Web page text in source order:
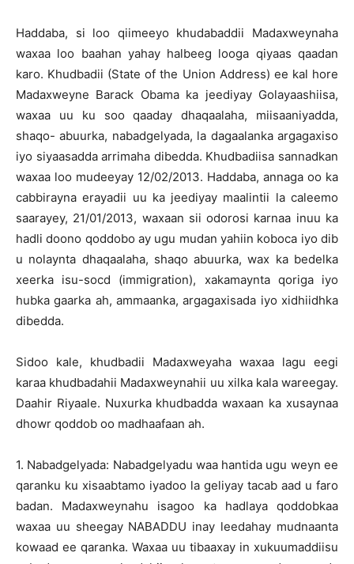
Haddaba, si loo qiimeeyo khudabaddii Madaxweynaha
waxaa loo baahan yahay halbeeg looga qiyaas qaadan
karo. Khudbadii (State of the Union Address) ee kal hore
Madaxweyne Barack Obama ka jeediyay Golayaashiisa,
waxaa uu ku soo qaaday dhaqaalaha, miisaaniyadda,
shaqo- abuurka, nabadgelyada, la dagaalanka argagaxiso
iyo siyaasadda arrimaha dibedda. Khudbadiisa sannadkan
waxaa loo mudeeyay 12/02/2013. Haddaba, annaga oo ka
cabbirayna erayadii uu ka jeediyay maalintii la caleemo
saarayey, 21/01/2013, waxaan sii odorosi karnaa inuu ka
hadli doono qoddobo ay ugu mudan yahiin koboca iyo dib
u nolaynta dhaqaalaha, shaqo abuurka, wax ka bedelka
xeerka isu-socd (immigration), xakamaynta qoriga iyo
hubka gaarka ah, ammaanka, argagaxisada iyo xidhiidhka
dibedda.
Sidoo kale, khudbadii Madaxweyaha waxaa lagu eegi
karaa khudbadahii Madaxweynahii uu xilka kala wareegay.
Daahir Riyaale. Nuxurka khudbadda waxaan ka xusaynaa
dhowr qoddob oo madhaafaan ah.
1. Nabadgelyada: Nabadgelyadu waa hantida ugu weyn ee
qaranku ku xisaabtamo iyadoo la geliyay tacab aad u faro
badan. Madaxweynahu isagoo ka hadlaya qoddobkaa
waxaa uu sheegay NABADDU inay leedahay mudnaanta
kowaad ee qaranka. Waxaa uu tibaaxay in xukuumaddiisu